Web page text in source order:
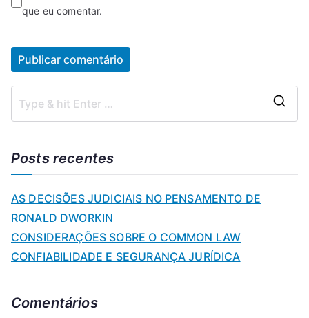
que eu comentar.
Posts recentes
AS DECISÕES JUDICIAIS NO PENSAMENTO DE
RONALD DWORKIN
CONSIDERAÇÕES SOBRE O COMMON LAW
CONFIABILIDADE E SEGURANÇA JURÍDICA
Comentários